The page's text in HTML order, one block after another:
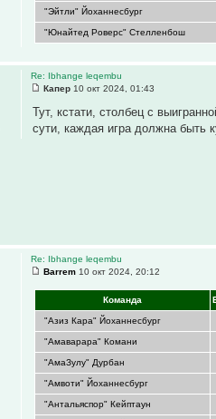
"Эйтли" Йоханнесбург
"Юнайтед Роверс" Стелленбош
Re: Ibhange leqembu
Капер 10 окт 2024, 01:43
Тут, кстати, столбец с
сути, каждая игра должна быть
Re: Ibhange leqembu
Barrem 10 окт 2024, 20:12
Команда
"Азиз Кара" Йоханнесбург
"Амаварара" Комани
"АмаЗулу" Дурбан
"Амвоти" Йоханнесбург
"Антальяспор" Кейптаун